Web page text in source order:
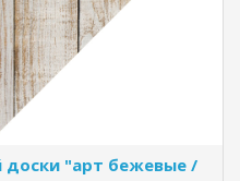
"арт бежевые /